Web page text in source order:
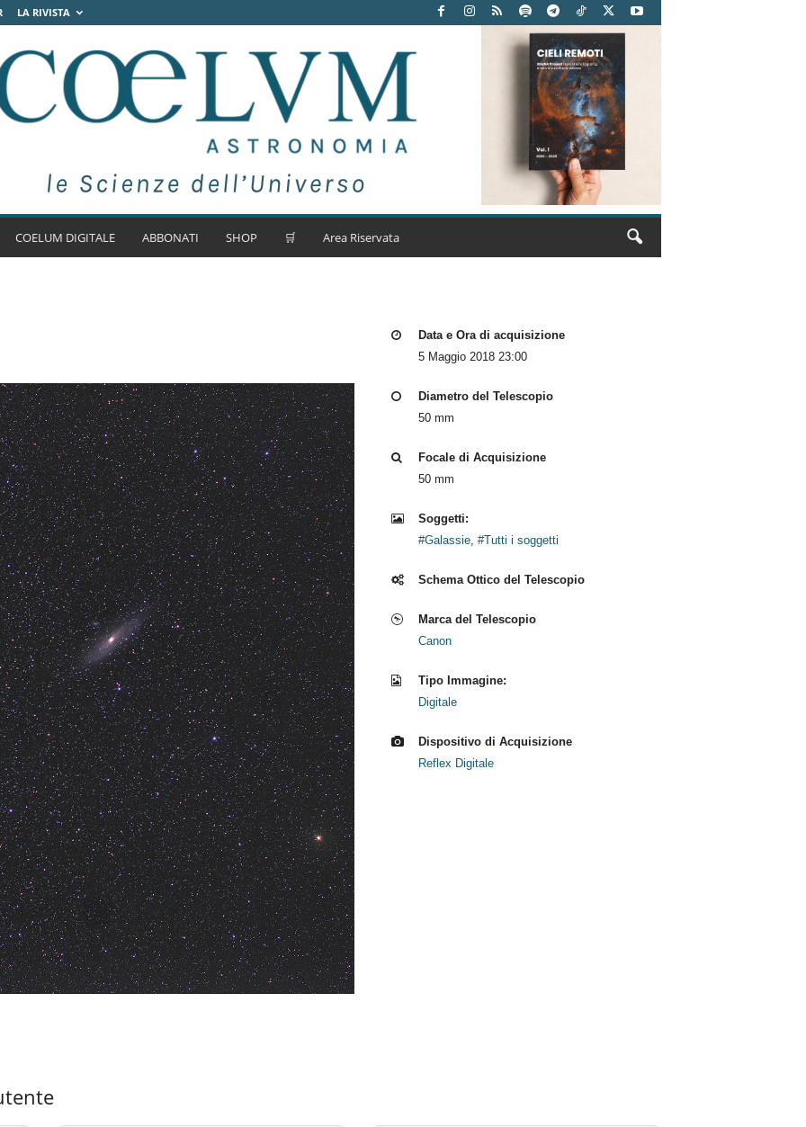
LA RIVISTA
COELUM DIGITALE ABBONATI SHOP 🛒 Area Riservata
Data e Ora di acquisizione
5 Maggio 2018 23:00
Diametro del Telescopio
50 mm
Focale di Acquisizione
50 mm
Soggetti:
#Galassie, #Tutti i soggetti
Schema Ottico del Telescopio
Marca del Telescopio
Canon
Tipo Immagine:
Digitale
Dispositivo di Acquisizione
Reflex Digitale